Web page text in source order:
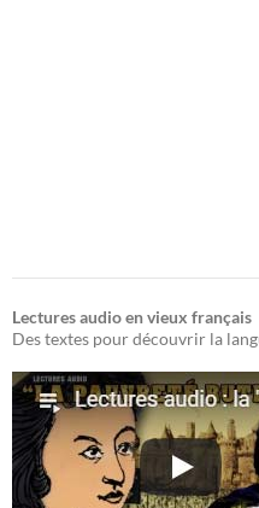
Lectures audio en vieux français
Des textes pour découvrir la